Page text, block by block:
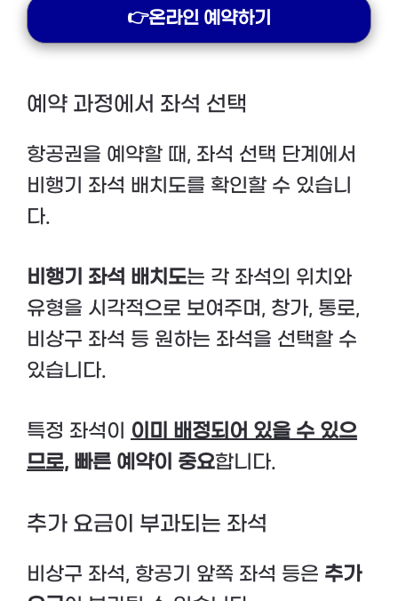
👉온라인 예약하기
예약 과정에서 좌석 선택
항공권을 예약할 때, 좌석 선택 단계에서
비행기 좌석 배치도를 확인할 수 있습니
다.
비행기 좌석 배치도는 각 좌석의 위치와
유형을 시각적으로 보여주며, 창가, 통로,
비상구 좌석 등 원하는 좌석을 선택할 수
있습니다.
특정 좌석이 이미 배정되어 있을 수 있으
므로, 빠른 예약이 중요합니다.
추가 요금이 부과되는 좌석
비상구 좌석, 항공기 앞쪽 좌석 등은 추가